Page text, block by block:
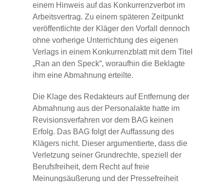
einem Hinweis auf das Konkurrenzverbot im
Arbeitsvertrag. Zu einem späteren Zeitpunkt
veröffentlichte der Kläger den Vorfall dennoch
ohne vorherige Unterrichtung des eigenen
Verlags in einem Konkurrenzblatt mit dem Titel
„Ran an den Speck“, woraufhin die Beklagte
ihm eine Abmahnung erteilte.
Die Klage des Redakteurs auf Entfernung der
Abmahnung aus der Personalakte hatte im
Revisionsverfahren vor dem BAG keinen
Erfolg. Das BAG folgt der Auffassung des
Klägers nicht. Dieser argumentierte, dass die
Verletzung seiner Grundrechte, speziell der
Berufsfreiheit, dem Recht auf freie
Meinungsäußerung und der Pressefreiheit